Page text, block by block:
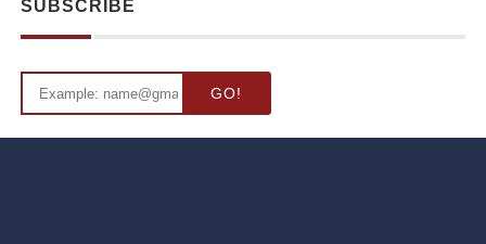
SUBSCRIBE
GO!